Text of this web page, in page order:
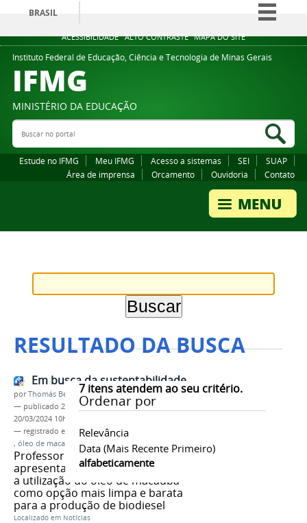
ACESSIBILIDADE ALTO CONTRASTE MAPA DO SITE
BRASIL
Simplifique!
Comunica BR
Legislação
Instituto Federal de Educação, Ciência e Tecnologia de Minas Gerais
IFMG
MINISTÉRIO DA EDUCAÇÃO
Buscar no portal
Estude no IFMG Meu IFMG Acesso a sistemas SEI
SUAP
Área de imprensa
Orcamento Ouvidoria Contato
RESULTADO DA BUSCA
7itens atendem ao seu critério.
Ordenar por
Relevância
Data (mais Recente Primeiro)
alfabeticamente
Em busca da sustentabilidade
porThomás Bertozzi de Oliveira e Sousa Leão
— publicado 24/08/2018 —última modificação
20/03/2024 10h01
— registrado em:
sustentabilidade
, óleo de macaúba, biodiesel
Professor do Campus Betim
apresenta pesquisa voltada para
a utilização do óleo de macaúba
como opção mais limpa e barata
para a produção de biodiesel
Localizado em Notícias